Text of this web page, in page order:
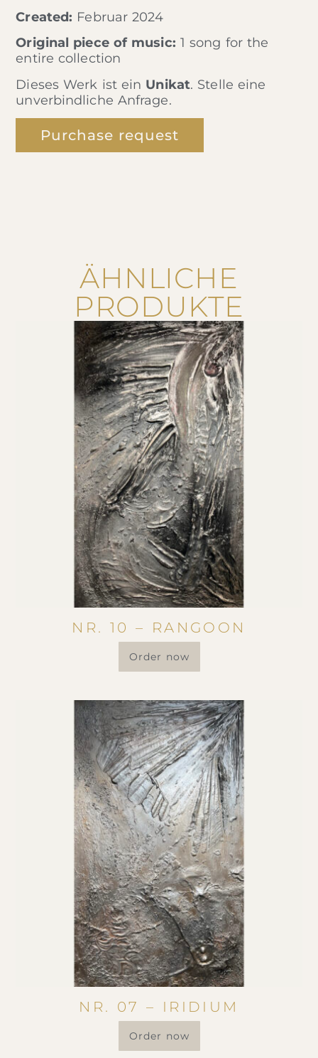
Created: Februar 2024
Original piece of music: 1 song for the
entire collection
Dieses Werk ist ein Unikat. Stelle eine
unverbindliche Anfrage.
Purchase request
ÄHNLICHE
PRODUKTE
NR. 10 – RANGOON
Order now
NR. 07 – IRIDIUM
Order now